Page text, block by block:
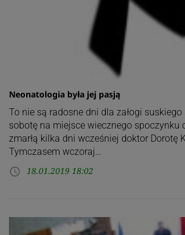
Neonatologia była jej pasją
To nie są radosne dni dla załogi
sobotę na miejsce wiecznego spoczynku
zmarłą kilka dni wcześniej doktor Dorotę
Tymczasem wczoraj…
access_time 18.01.2019 18:02